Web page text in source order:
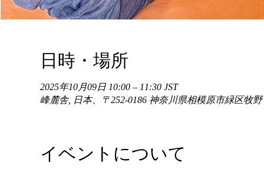
日時・場所
2025年10月09日 10:00 – 11:30 JST
峰麓舎, 日本、〒252-0186 神奈川県相模原市緑区牧
イベントについて